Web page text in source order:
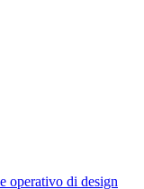
operativo di design